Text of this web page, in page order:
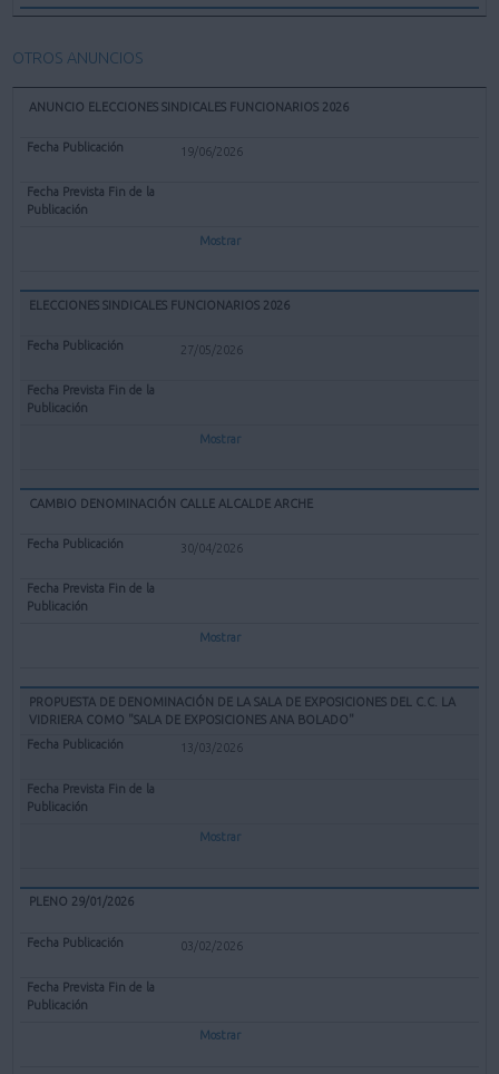
OTROS ANUNCIOS
ANUNCIO ELECCIONES SINDICALES FUNCIONARIOS 2026
19/06/2026
Mostrar
ELECCIONES SINDICALES FUNCIONARIOS 2026
27/05/2026
Mostrar
CAMBIO DENOMINACIÓN CALLE ALCALDE ARCHE
30/04/2026
Mostrar
PROPUESTA DE DENOMINACIÓN DE LA SALA DE EXPOSICIONES DEL C.C. LA
VIDRIERA COMO "SALA DE EXPOSICIONES ANA BOLADO"
13/03/2026
Mostrar
PLENO 29/01/2026
03/02/2026
Mostrar